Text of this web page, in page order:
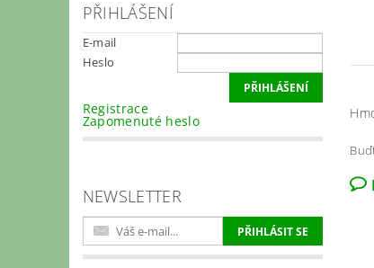
PŘIHLÁŠENÍ
E-mail
Heslo
Registrace
Zapomenuté heslo
NEWSLETTER